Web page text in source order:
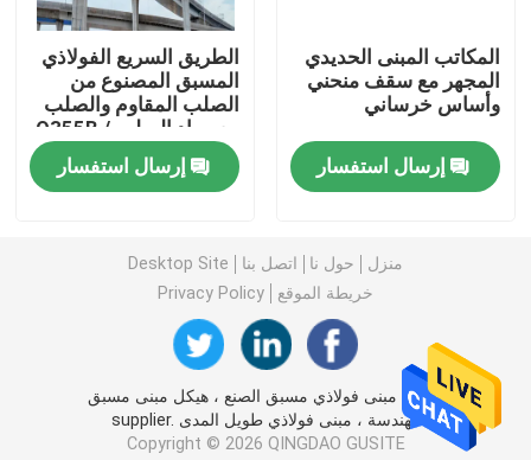
منصة الهيكل الصلب
مركز تسوق ذو هيكل فولاذي
الهيكل الصلب بيت الخنزير
مبنى تجاري فولاذي
ملعب الهيكل الصلب
المكاتب المبنى الحديدي
المجهر مع سقف منحني
وأساس خرساني
إرسال استفسار
الطريق السريع الفولاذي
المسبق المصنوع من
الصلب المقاوم والصلب
مع مواد الصلب Q355B /
Q235B
إرسال استفسار
منزل حول نا اتصل بنا
Desktop Site
خريطة الموقع
Privacy Policy
الصين مبنى فولاذي مسبق الصنع ، هيكل مبنى مسبق
الهندسة ، مبنى فولاذي طويل المدى supplier.
Copyright © 2026 QINGDAO GUSITE